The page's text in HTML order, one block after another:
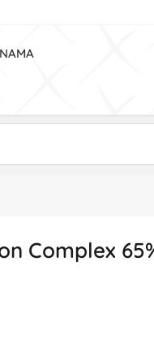
Complex